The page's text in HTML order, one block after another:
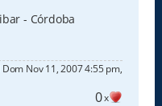
- Córdoba
Nov 11, 2007 4:55 pm,
0x